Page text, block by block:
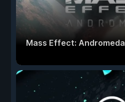
Mass Effect: Andromeda